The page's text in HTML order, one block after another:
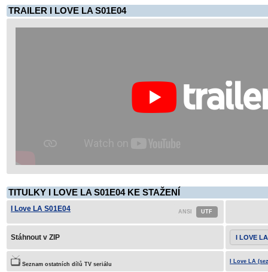
TRAILER I LOVE LA S01E04
TITULKY I LOVE LA S01E04 KE STAŽENÍ
I Love LA S01E04
Stáhnout v ZIP I LOVE
Seznam ostatních dílů TV seriálu I Love LA